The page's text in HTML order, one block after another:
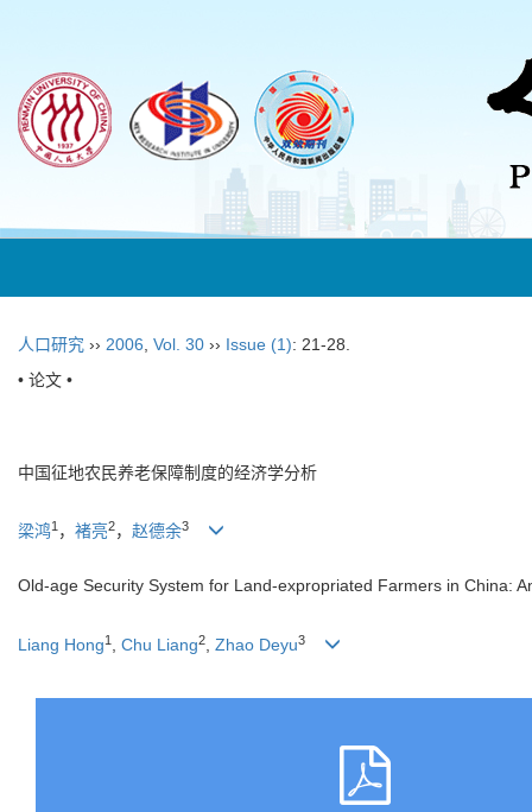
人口研究 ›› 2006 Vol. 30 ›› Issue (1): 21-28.
• 论文 •
中国征地农民养老保障制度的经济学分析
梁鸿1 ， 褚亮2， 赵德余3
Old-age Security System for Land-expropriated Farmers in China:
Liang Hong1 Chu Liang2 Zhao Deyu3